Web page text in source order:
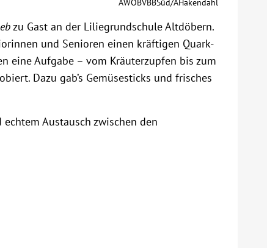
AWOBVBBSüd/AHakendahl
zu Gast an der Liliegrundschule Altdöbern.
und Senioren einen kräftigen Quark-
eine Aufgabe – vom Kräuterzupfen bis zum
Dazu gab’s Gemüsesticks und frisches
Austausch zwischen den